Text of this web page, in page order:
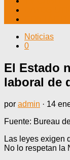
Noticias
0
El Estado
laboral de
por admin · 14
Fuente: Bureau
Las leyes exigen
No lo respetan la